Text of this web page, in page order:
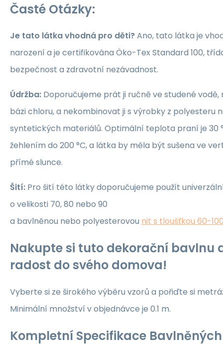
Časté Otázky:
Je tato látka vhodná pro děti?Ano, tato látka je
narození a je certifikována Öko-Tex Standard 100,
bezpečnost a zdravotní nezávadnost.
Údržba: Doporučujeme prát ji ručně ve studené
bázi chloru, a nekombinovat ji s výrobky z polyesteru
syntetických materiálů. Optimální teplota praní je 30
žehlením do 200 °C, a látka by měla být sušena ve
přímé slunce.
Šití: Pro šití této látky doporučujeme použít
o velikosti 70, 80 nebo 90
a bavlněnou nebo polyesterovou nit s tloušťkou 60-
Nakupte si tuto dekorační bavlnu
radost do svého domova!
Vyberte si ze širokého výběru vzorů a pořiďte si
Minimální množství v objednávce je 0.1 m.
Kompletní Specifikace